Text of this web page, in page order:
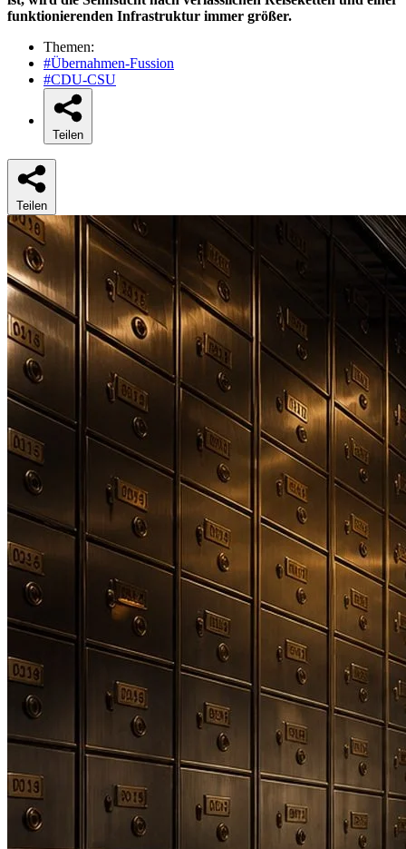
funktionierenden Infrastruktur immer größer.
Themen:
#Übernahmen-Fussion
#CDU-CSU
Teilen
Teilen